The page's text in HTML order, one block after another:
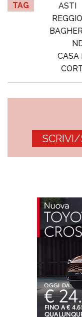
TAG ASTI
CASA
SCRIVI/